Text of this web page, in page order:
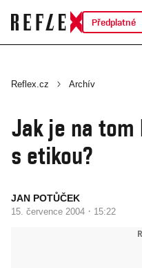
Předplatné
Reflex.cz Archív
Jak je na tom
s etikou?
JAN POTŮČEK
15. července 2004 · 15:22